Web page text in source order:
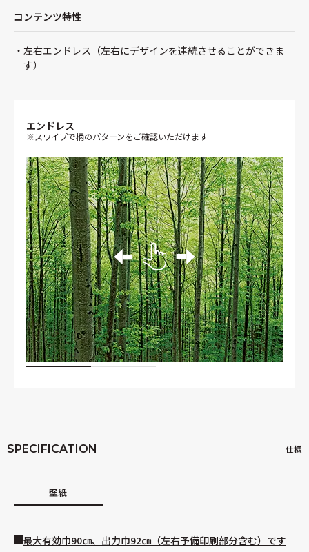
コンテンツ特性
左右エンドレス（左右にデザインを連続させることができま
す）
エンドレス
※スワイプで柄のパターンをご確認いただけます
SPECIFICATION 仕様
壁紙
最大有効巾90㎝、出力巾92㎝（左右予備印刷部分含む）です